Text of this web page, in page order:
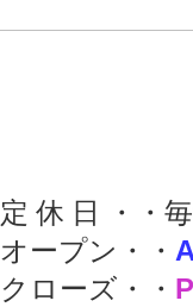
営業日
定 休 日 ・・
オープン・・
クローズ・・